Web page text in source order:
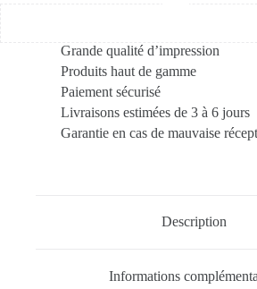
Grande qualité d’impression
Produits haut de gamme
Paiement sécurisé
Livraisons estimées de 3 à 6 jours
Garantie en cas de mauvaise
Description
Informations